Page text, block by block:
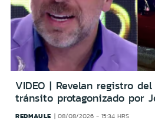
VIDEO | Revelan registro
tránsito protagonizado por
REDMAULE 08/08/2026 - 15:34 HRS